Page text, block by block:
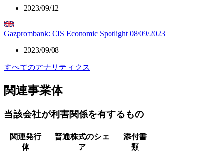
2023/09/12
Gazprombank: CIS Economic Spotlight 08/09/2023
2023/09/08
すべてのアナリティクス
関連事業体
当該会社が利害関係を有するもの
関連発行
体
普通株式のシェ
ア
添付書
類